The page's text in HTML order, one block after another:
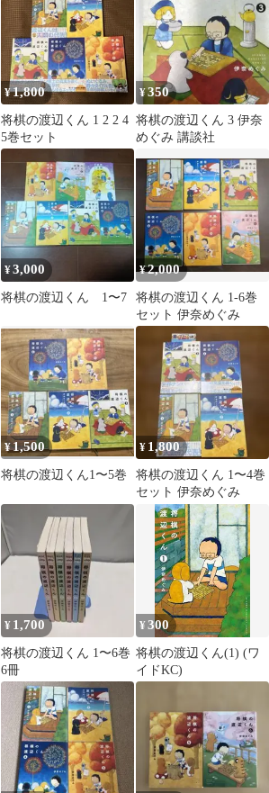
¥1,800
将棋の渡辺くん 1 2 2 4
5巻セット
¥350
将棋の渡辺くん 3 伊奈
めぐみ 講談社
¥3,000
将棋の渡辺くん 1〜7
¥2,000
将棋の渡辺くん 1-6巻
セット 伊奈めぐみ
¥1,500
将棋の渡辺くん1〜5巻
¥ 1,800
将棋の渡辺くん 1〜4巻
セット 伊奈めぐみ
¥ 1,700
将棋の渡辺くん 1〜6巻
6冊
¥300
将棋の渡辺くん(1) (ワ
イドKC)